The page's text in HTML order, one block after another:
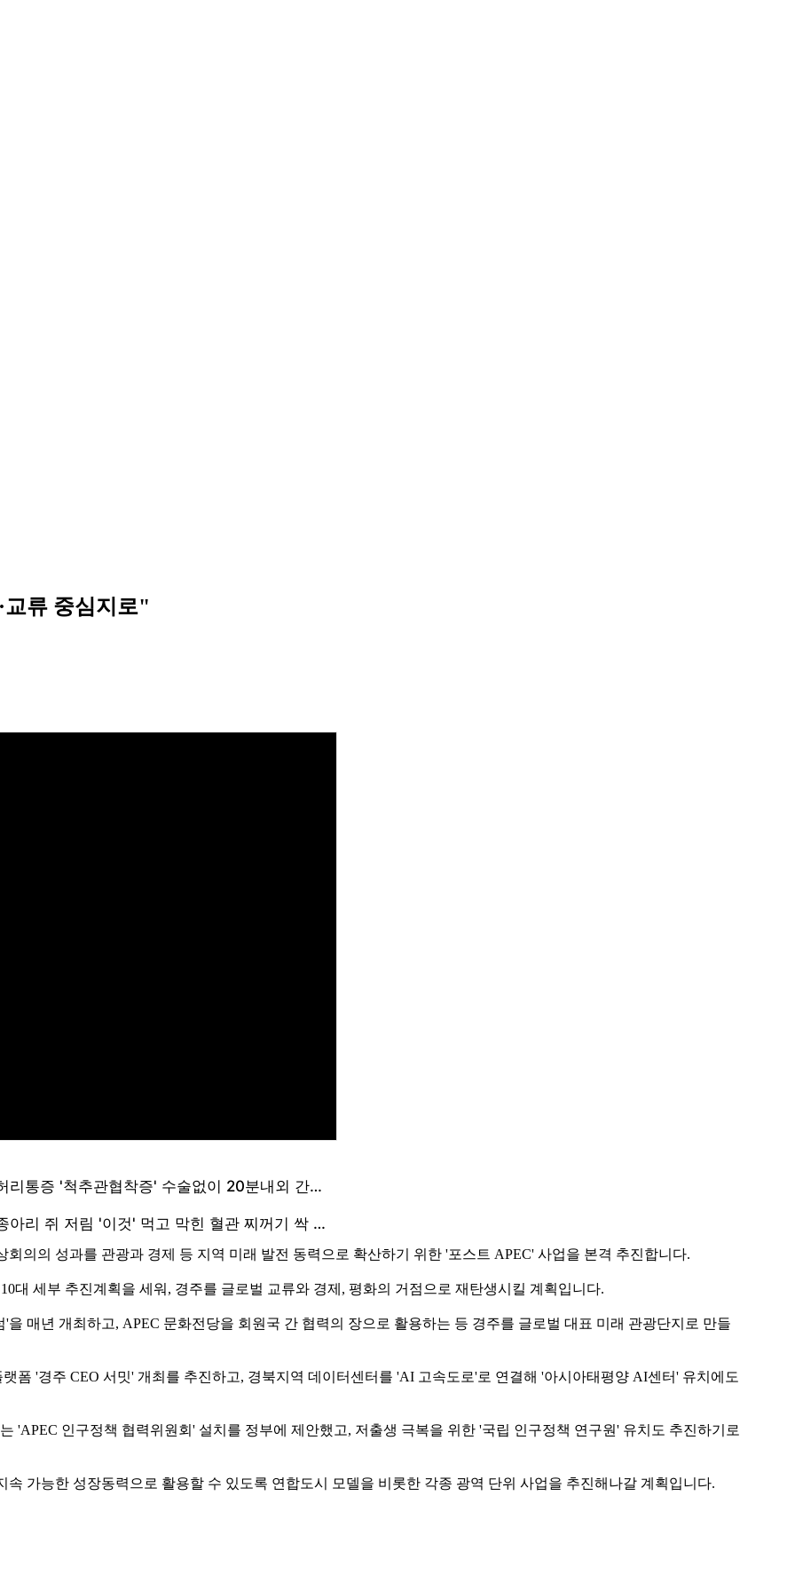
류 중심지로"
의의 성과를 관광과 경제 등 지역 미래 발전 동력으로 확산하기 위한 '포스트 APEC' 사업을 본격 추진합니다.
대 세부 추진계획을 세워, 경주를 글로벌 교류와 경제, 평화의 거점으로 재탄생시킬 계획입니다.
매년 개최하고, APEC 문화전당을 회원국 간 협력의 장으로 활용하는 등 경주를 글로벌 대표 미래 관광단지로 만들
폼 '경주 CEO 서밋' 개최를 추진하고, 경북지역 데이터센터를 'AI 고속도로'로 연결해 '아시아태평양 AI센터' 유치에도
'APEC 인구정책 협력위원회' 설치를 정부에 제안했고, 저출생 극복을 위한 '국립 인구정책 연구원' 유치도 추진하기로
가능한 성장동력으로 활용할 수 있도록 연합도시 모델을 비롯한 각종 광역 단위 사업을 추진해나갈 계획입니다.